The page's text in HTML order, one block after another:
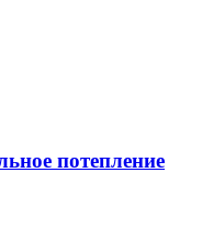
потепление